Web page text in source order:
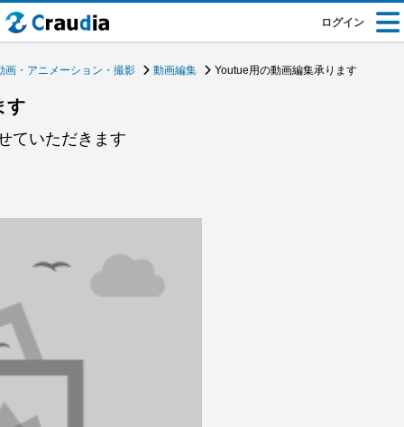
ログイン
画・アニメーション・撮影 動画編集 Youtue用の動画編集承ります
す
ていただきます